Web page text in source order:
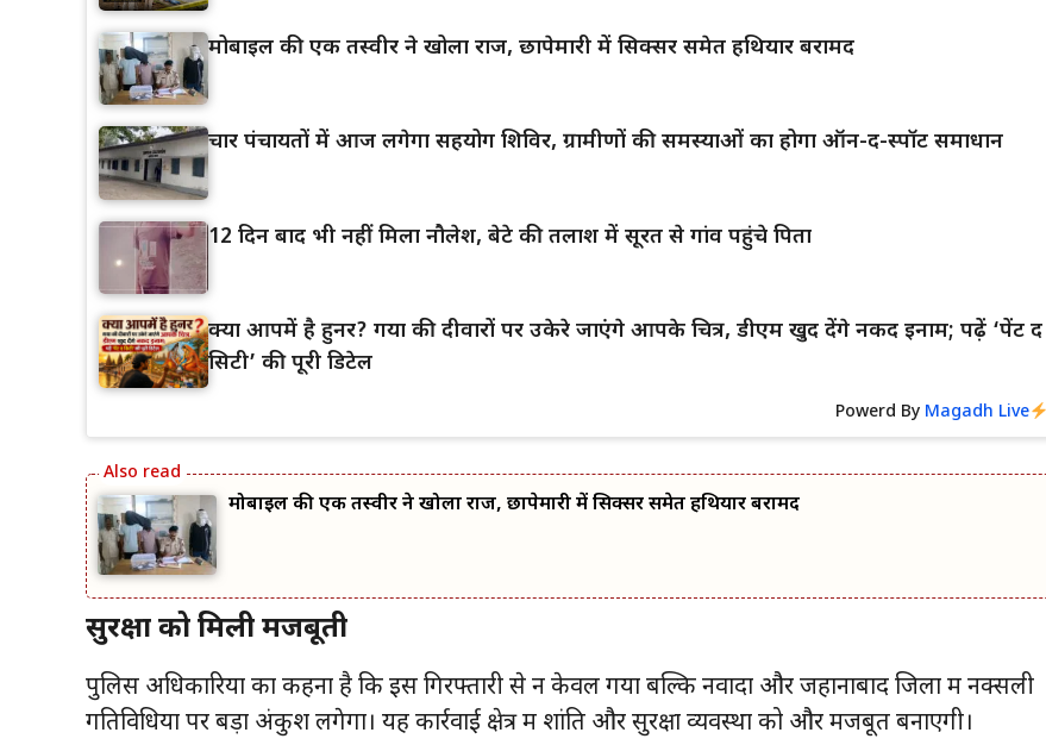
मोबाइल की एक तस्वीर ने खोला राज, छापेमारी में सिक्सर समेत हथियार बरामद
चार पंचायतों में आज लगेगा सहयोग शिविर, ग्रामीणों की समस्याओं का होगा ऑन-द-स्पॉट समाधान
12 दिन बाद भी नहीं मिला नौलेश, बेटे की तलाश में सूरत से गांव पहुंचे पिता
क्या आपमें है हुनर? गया की दीवारों पर उकेरे जाएंगे आपके चित्र, डीएम खुद देंगे नकद इनाम; पढ़ें ‘पेंट द
सिटी’ की पूरी डिटेल
Powerd By Magadh Live
मोबाइल की एक तस्वीर ने खोला राज, छापेमारी में सिक्सर समेत हथियार बरामद
सुरक्षा को मिली मजबूती
पुलिस अधिकारियों का कहना है कि इस गिरफ्तारी से न केवल गया बल्कि नवादा और जहानाबाद जिलों में नक्सली
गतिविधियों पर बड़ा अंकुश लगेगा। यह कार्रवाई क्षेत्र में शांति और सुरक्षा व्यवस्था को और मजबूत बनाएगी।